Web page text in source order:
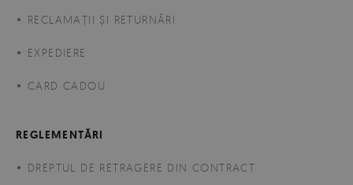
RECLAMAȚII ȘI RETURNĂRI
EXPEDIERE
CARD CADOU
REGLEMENTĂRI
DREPTUL DE RETRAGERE DIN CONTRACT